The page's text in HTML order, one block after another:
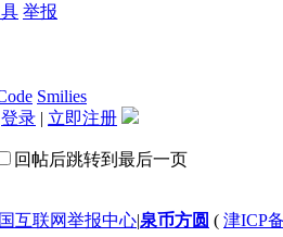
举报
Smilies
登录 | 立即注册
回帖后跳转到最后一页
互联网举报中心|泉币方圆 ( 津ICP